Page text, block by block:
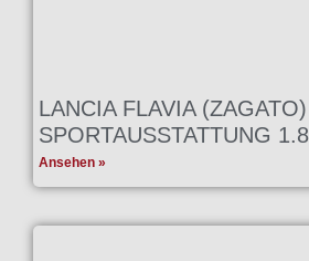
LANCIA FLAVIA
SPORTAUSSTATTUNG 1.8
Ansehen »